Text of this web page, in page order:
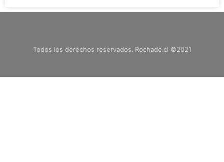
Todos los derechos reservados. Rochade.cl ©2021